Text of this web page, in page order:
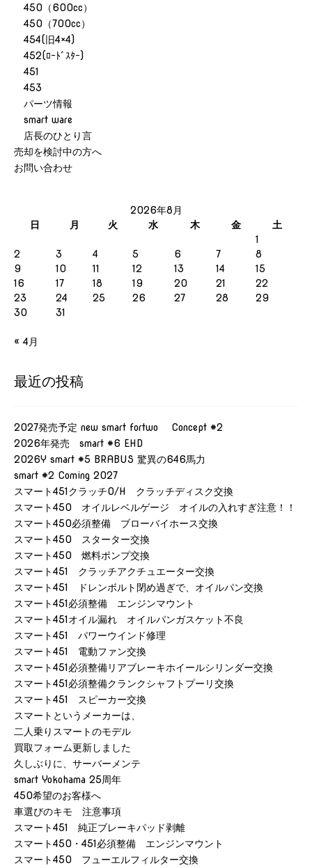
450（600cc）
450（700cc）
454(旧4×4)
452(ﾛｰﾄﾞｽﾀｰ)
451
453
パーツ情報
smart ware
店長のひとり言
売却を検討中の方へ
お問い合わせ
2026年8月
日
月 火 水 木 金
土
1
2
3 4 5 6 7
8
9
10 11 12 13 14
15
16
17 18 19 20 21
22
23
24 25 26 27 28
29
30
31
« 4月
最近の投稿
2027発売予定 new smart fortwo Concept #2
2026年発売 smart #6 EHD
2026Y smart #5 BRABUS 驚異の646馬力
smart #2 Coming 2027
スマート451クラッチO/H クラッチディスク交換
スマート450 オイルレベルゲージ オイルの入れすぎ注意！！
スマート450必須整備 ブローバイホース交換
スマート450 スターター交換
スマート450 燃料ポンプ交換
スマート451 クラッチアクチュエーター交換
スマート451 ドレンボルト閉め過ぎで、オイルパン交換
スマート451必須整備 エンジンマウント
スマート451オイル漏れ オイルパンガスケット不良
スマート451 パワーウインド修理
スマート451 電動ファン交換
スマート451必須整備リアブレーキホイールシリンダー交換
スマート451必須整備クランクシャフトプーリ交換
スマート451 スピーカー交換
スマートというメーカーは、
二人乗りスマートのモデル
買取フォーム更新しました
久しぶりに、サーバーメンテ
smart Yokohama 25周年
450希望のお客様へ
車選びのキモ 注意事項
スマート451 純正ブレーキパッド剥離
スマート450・451必須整備 エンジンマウント
スマート450 フューエルフィルター交換